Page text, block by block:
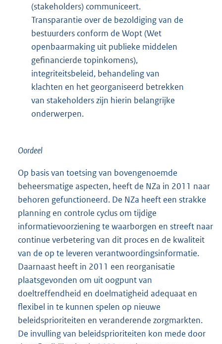
(stakeholders) communiceert.
Transparantie over de bezoldiging van de
bestuurders conform de Wopt (Wet
openbaarmaking uit publieke middelen
gefinancierde topinkomens),
integriteitsbeleid, behandeling van
klachten en het georganiseerd betrekken
van stakeholders zijn hierin belangrijke
onderwerpen.
Oordeel
Op basis van toetsing van bovengenoemde
beheersmatige aspecten, heeft de NZa in 2011 naar
behoren gefunctioneerd. De NZa heeft een strakke
planning en controle cyclus om tijdige
informatievoorziening te waarborgen en streeft naar
continue verbetering van dit proces en de kwaliteit
van de op te leveren verantwoordingsinformatie.
Daarnaast heeft in 2011 een reorganisatie
plaatsgevonden om uit oogpunt van
doeltreffendheid en doelmatigheid adequaat en
flexibel in te kunnen spelen op nieuwe
beleidsprioriteiten en veranderende zorgmarkten.
De invulling van beleidsprioriteiten kon mede door